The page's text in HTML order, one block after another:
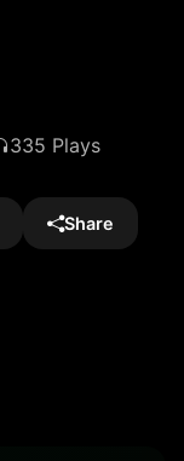
335 Plays
Share